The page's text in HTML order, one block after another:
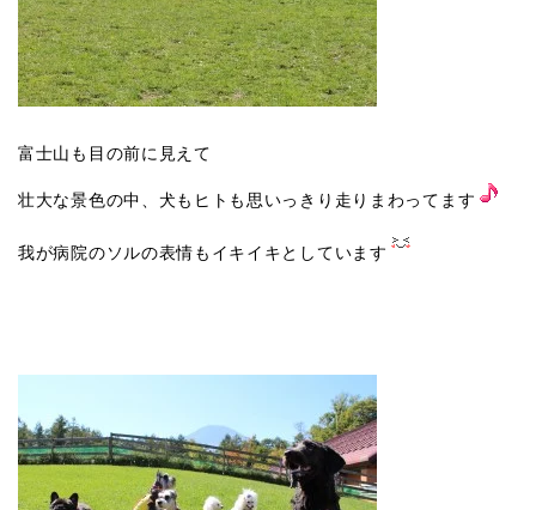
富士山も目の前に見えて
壮大な景色の中、犬もヒトも思いっきり走りまわってます
我が病院のソルの表情もイキイキとしています